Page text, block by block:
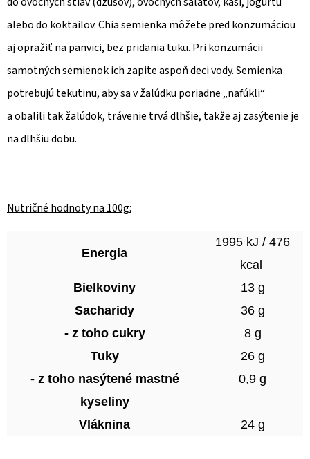
alebo do koktailov. Chia semienka môžete pred konzumáciou
aj opražiť na panvici, bez pridania tuku. Pri konzumácii
samotných semienok ich zapite aspoň deci vody. Semienka
potrebujú tekutinu, aby sa v žalúdku poriadne „nafúkli“
a obalili tak žalúdok, trávenie trvá dlhšie, takže aj zasýtenie je
na dlhšiu dobu.
Nutričné hodnoty na 100g:
Energia
1995 kJ / 476
kcal
Bielkoviny
13 g
Sacharidy
36 g
- z toho cukry
8 g
Tuky
26 g
- z toho nasýtené mastné
kyseliny
0,9 g
Vláknina 24 g